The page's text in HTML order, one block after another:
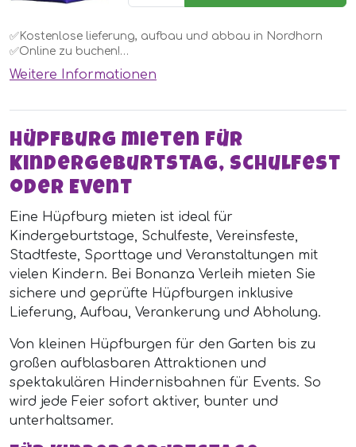
✅Kostenlose lieferung, aufbau und abbau in Nordhorn
✅Online zu buchen!
8 x 8 x 4,5 meter
Weitere Informationen
Hüpfburg mieten für
Kindergeburtstag, Schulfest
oder Event
Eine Hüpfburg mieten ist ideal für
Kindergeburtstage, Schulfeste, Vereinsfeste,
Stadtfeste, Sporttage und Veranstaltungen mit
vielen Kindern. Bei Bonanza Verleih mieten Sie
sichere und geprüfte Hüpfburgen inklusive
Lieferung, Aufbau, Verankerung und Abholung.
Von kleinen Hüpfburgen für den Garten bis zu
großen aufblasbaren Attraktionen und
spektakulären Hindernisbahnen für Events. So
wird jede Feier sofort aktiver, bunter und
unterhaltsamer.